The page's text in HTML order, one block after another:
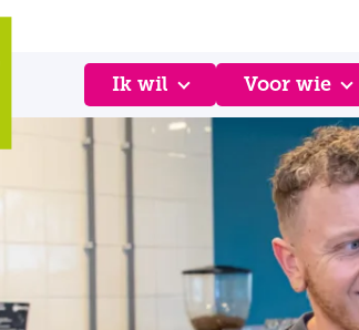
Ik wil Voor wie